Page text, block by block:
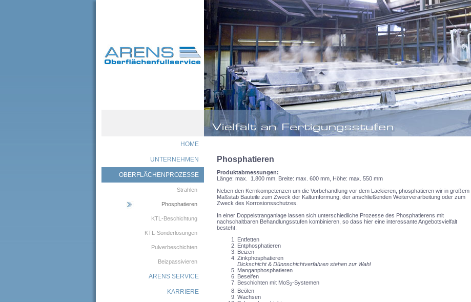
HOME
UNTERNEHMEN
OBERFLÄCHENPROZESSE
Strahlen
Phosphatieren
KTL-Beschichtung
KTL-Sonderlösungen
Pulverbeschichten
Beizpassivieren
ARENS SERVICE
KARRIERE
Phosphatieren
Produktabmessungen:
Länge: max. 1.800 mm, Breite: max. 600 mm, Höhe: max. 550 mm
Neben den Kernkompetenzen um die Vorbehandlung vor dem Lackieren, phosphatieren wir in großem
Maßstab Bauteile zum Zweck der Kaltumformung, der anschließenden Weiterverarbeitung oder zum
Zweck des Korrosionsschutzes.
In einer Doppelstranganlage lassen sich unterschiedliche Prozesse des Phosphatierens mit
nachschaltbaren Behandlungsstufen kombinieren, so dass hier eine interessante Angebotsvielfalt
besteht:
Entfetten
Entphosphatieren
Beizen
Zinkphosphatieren
Dickschicht & Dünnschichtverfahren stehen zur Wahl
Manganphosphatieren
Beseifen
Beschichten mit MoS2-Systemen
Beölen
Wachsen